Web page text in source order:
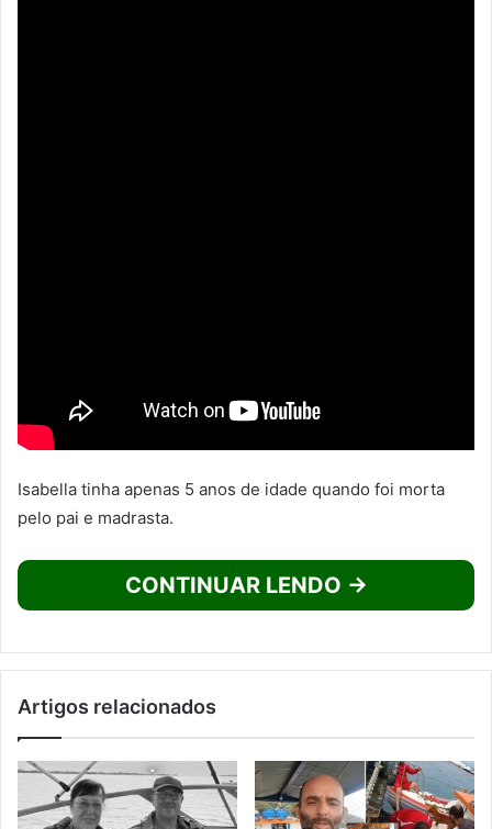
Isabella tinha apenas 5 anos de idade quando foi morta
pelo pai e madrasta.
CONTINUAR LENDO →
Artigos relacionados